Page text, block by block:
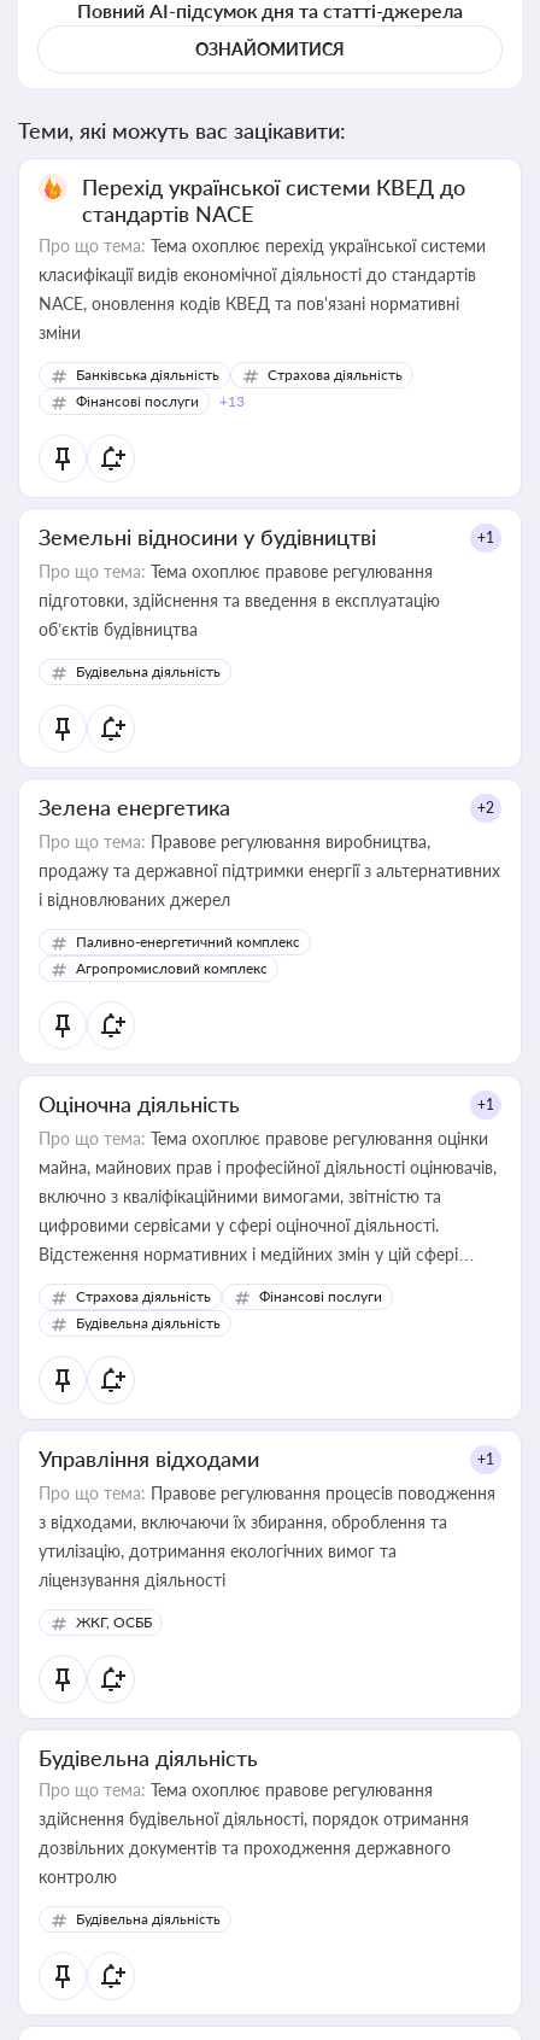
Повний AI-підсумок дня та статті-джерела
ОЗНАЙОМИТИСЯ
Теми, які можуть вас зацікавити:
Перехід української системи КВЕД до
стандартів NACE
Про що тема: Тема охоплює перехід української системи
класифікації видів економічної діяльності до стандартів
NACE, оновлення кодів КВЕД та пов'язані нормативні
зміни
Банківська діяльність
Страхова діяльність
Фінансові послуги
+13
Земельні відносини у будівництві +1
Про що тема: Тема охоплює правове регулювання
підготовки, здійснення та введення в експлуатацію
об’єктів будівництва
Будівельна діяльність
Зелена енергетика +2
Про що тема: Правове регулювання виробництва,
продажу та державної підтримки енергії з альтернативних
і відновлюваних джерел
Паливно-енергетичний комплекс
Агропромисловий комплекс
Оціночна діяльність +1
Про що тема: Тема охоплює правове регулювання оцінки
майна, майнових прав і професійної діяльності оцінювачів,
включно з кваліфікаційними вимогами, звітністю та
цифровими сервісами у сфері оціночної діяльності.
Відстеження нормативних і медійних змін у цій сфері
корисне для власника бізнесу, керівника, юриста або
бухгалтера під час оподаткування, приватизації, оренди
державного майна, корпоративних угод і перевірки
статусу суб'єктів оціночної діяльності
Страхова діяльність
Фінансові послуги
Будівельна діяльність
Управління відходами +1
Про що тема: Правове регулювання процесів поводження
з відходами, включаючи їх збирання, оброблення та
утилізацію, дотримання екологічних вимог та
ліцензування діяльності
ЖКГ, ОСББ
Будівельна діяльність
Про що тема: Тема охоплює правове регулювання
здійснення будівельної діяльності, порядок отримання
дозвільних документів та проходження державного
контролю
Будівельна діяльність